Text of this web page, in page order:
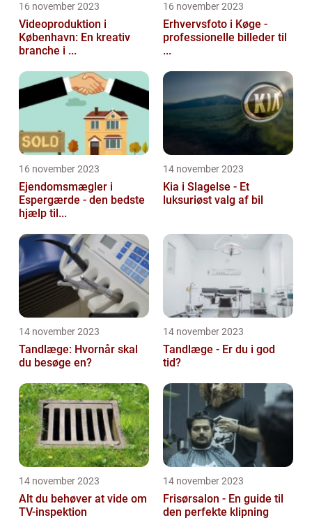
16 november 2023
Videoproduktion i
København: En kreativ
branche i ...
16 november 2023
Erhvervsfoto i Køge -
professionelle billeder til
...
16 november 2023
Ejendomsmægler i
Espergærde - den bedste
hjælp til...
14 november 2023
Kia i Slagelse - Et
luksuriøst valg af bil
14 november 2023
Tandlæge: Hvornår skal
du besøge en?
14 november 2023
Tandlæge - Er du i god
tid?
14 november 2023
Alt du behøver at vide om
TV-inspektion
14 november 2023
Frisørsalon - En guide til
den perfekte klipning